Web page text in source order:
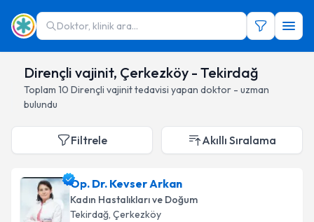
Doktor, klinik ara...
Dirençli vajinit, Çerkezköy - Tekirdağ
Toplam 10 Dirençli vajinittedavisi yapan doktor - uzman
bulundu
Filtrele Akıllı Sıralama
Op. Dr. Kevser Arkan
Kadın Hastalıkları ve Doğum
Tekirdağ, Çerkezköy